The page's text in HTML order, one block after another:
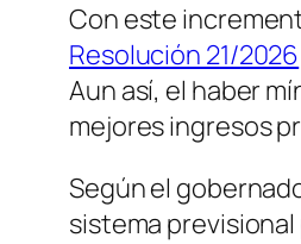
Con este
Resolución 21/2026
Aun así, el haber
mejores ingresos
Según el
sistema